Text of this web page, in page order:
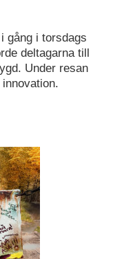
gång i torsdags
deltagarna till
Under resan